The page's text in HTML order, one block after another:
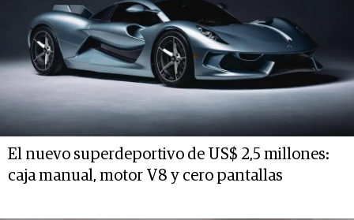
El nuevo superdeportivo de US$ 2,5 millones:
caja manual, motor V8 y cero pantallas